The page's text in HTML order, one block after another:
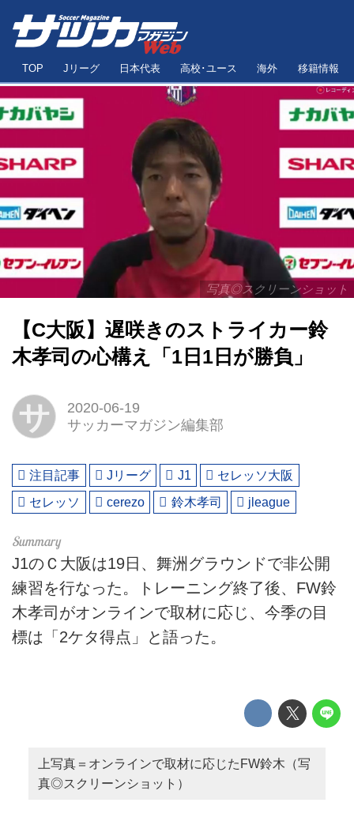
TOP Jリーグ 日本代表 高校･ユース 海外 移籍情報
写真◎スクリーンショット
【C大阪】遅咲きのストライカー鈴
木孝司の心構え「1日1日が勝負」
サ
2020-06-19
サッカーマガジン編集部
注目記事 Jリーグ J1
セレッソ大阪
セレッソ
cerezo 鈴木孝司 jleague
J1のＣ大阪は19日、舞洲グラウンドで非公開
練習を行なった。トレーニング終了後、FW鈴
木孝司がオンラインで取材に応じ、今季の目
標は「2ケタ得点」と語った。
上写真＝オンラインで取材に応じたFW鈴木（写
真◎スクリーンショット）